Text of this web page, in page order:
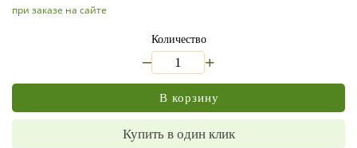
при заказе на сайте
Количество
+
В корзину
Купить в один клик